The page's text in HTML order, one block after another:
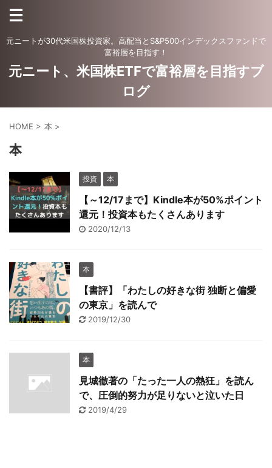
元ニートが30代米国株投資家。高配当とS&P500インデックスファンドで
富裕層を目指す！
元ニート、米国株ETFで富裕層を目指すブ
ログ
HOME > 本 >
本
投資 本
【～12/17まで】Kindle本が50%ポイント
還元！投資本もたくさんあります
2020/12/13
本
【書評】「わたしの好きな街 独断と偏愛
の東京」を読んで
2019/12/30
本
見城徹著の「たった一人の熱狂」を読ん
で、圧倒的努力が足りないと泣いた日
2019/4/29